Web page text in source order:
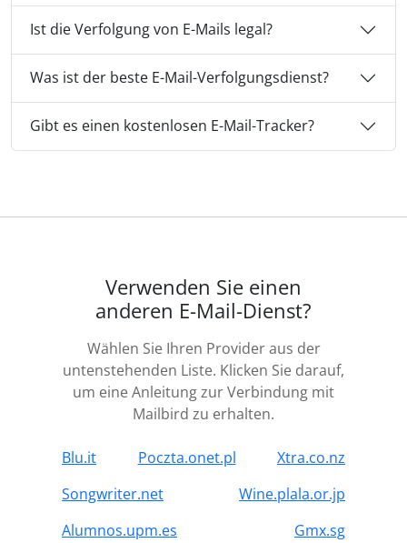
Ist die Verfolgung von E-Mails legal?
Was ist der beste E-Mail-Verfolgungsdienst?
Gibt es einen kostenlosen E-Mail-Tracker?
Verwenden Sie einen
anderen E-Mail-Dienst?
Wählen Sie Ihren Provider aus der
untenstehenden Liste. Klicken Sie darauf,
um eine Anleitung zur Verbindung mit
Mailbird zu erhalten.
Blu.it Poczta.onet.pl
Xtra.co.nz
Songwriter.net
Wine.plala.or.jp
Alumnos.upm.es
Gmx.sg